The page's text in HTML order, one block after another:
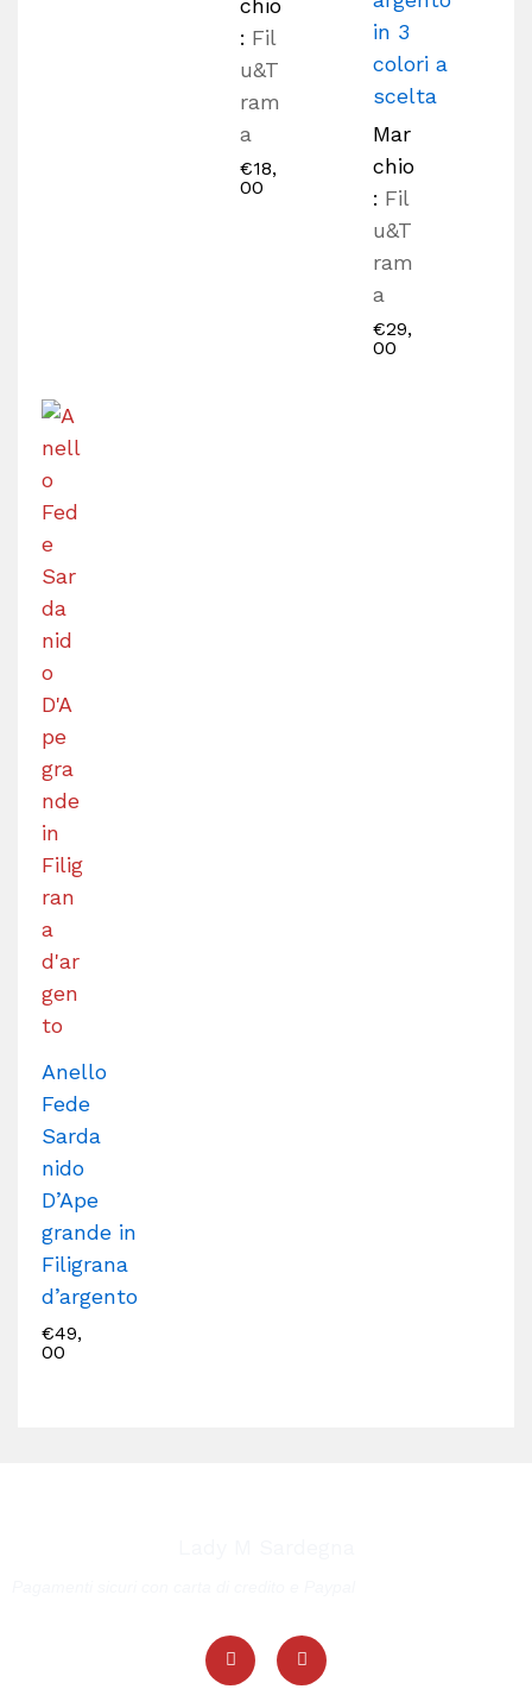
chio
: Fil
u&T
ram
a
€18,
00
in 3
colori a
scelta
Mar
chio
: Fil
u&T
ram
a
€29,
00
Anello
Fede
Sarda
nido
D’Ape
grande in
Filigrana
d’argento
€49,
00